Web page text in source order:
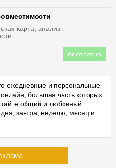
карта, анализ
бесплатно
ежедневные и персональные
большая часть которых
общий и любовный
завтра, неделю, месяц и